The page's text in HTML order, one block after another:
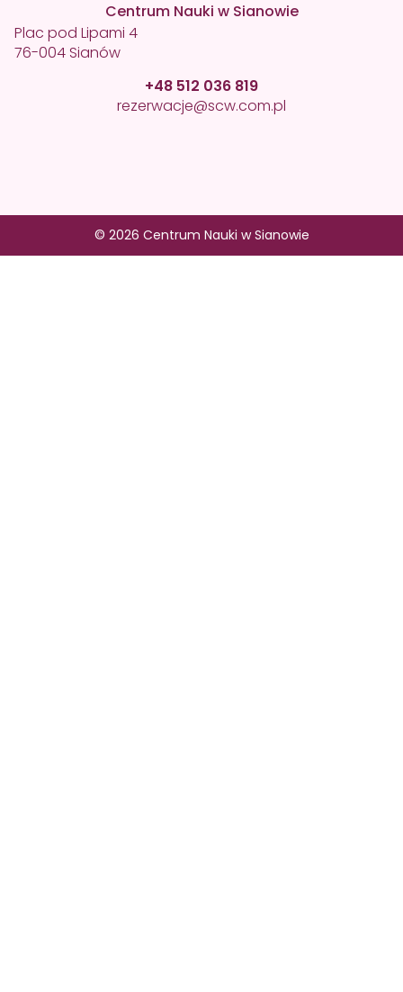
Centrum Nauki w Sianowie
Plac pod Lipami 4
76-004 Sianów
+48 512 036 819
rezerwacje@scw.com.pl
© 2026 Centrum Nauki w Sianowie